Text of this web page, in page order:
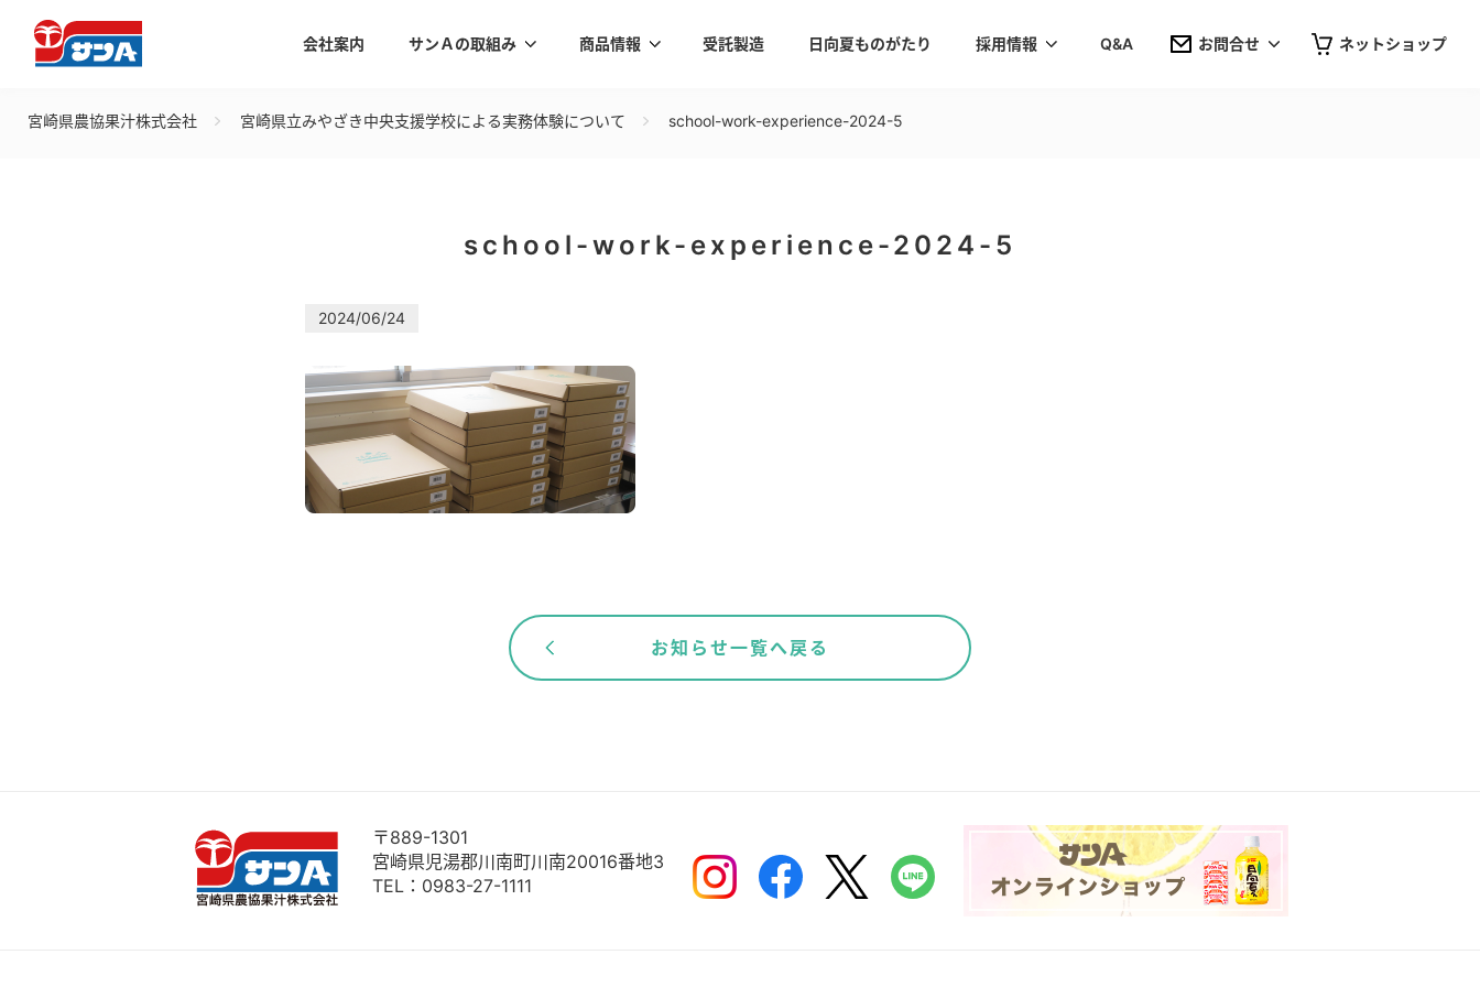
会社案内 サンＡの取組み 商品情報 受託製造 日向夏ものがたり 採用情報 Q&A お問合せ ネットショップ
宮崎県農協果汁株式会社 宮崎県立みやざき中央支援学校による実務体験について school-work-experience-2024-5
school-work-experience-2024-5
2024/06/24
お知らせ一覧へ戻る
〒889-1301
宮崎県児湯郡川南町川南20016番地3
TEL： 0983-27-1111